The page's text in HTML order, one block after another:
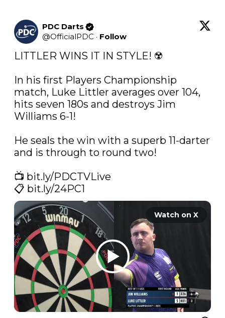
PDC Darts
@OfficialPDC · Follow
LITTLER WINS IT IN STYLE! ☢️
In his first Players Championship
match, Luke Littler averages over 104,
hits seven 180s and destroys Jim
Williams 6-1!
He seals the win with a superb 11-darter
and is through to round two!
📺 bit.ly/PDCTVLive
📋 bit.ly/24PC1
Watch on X